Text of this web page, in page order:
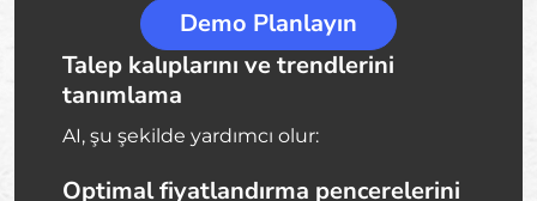
Demo Planlayın
Talep kalıplarını ve trendlerini
tanımlama
AI, şu şekilde yardımcı olur:
Optimal fiyatlandırma pencerelerini